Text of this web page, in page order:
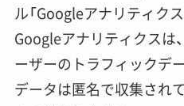
ル「Googleアナリティク
Googleアナリティクスは
ーザーのトラフィックデ
データは匿名で収集され